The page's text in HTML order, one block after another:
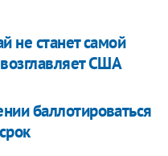
не станет самой
США
баллотироваться